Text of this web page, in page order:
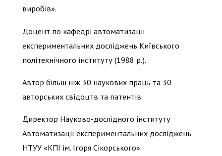
виробів».
Доцент по кафедрі автоматизації
експериментальних досліджень Київського
політехнічного інституту (1988 р.).
Автор більш ніж 30 наукових праць та 30
авторських свідоцтв та патентів.
Директор Науково-дослідного інституту
Автоматизації експериментальних досліджень
НТУУ «КПІ ім. Ігоря Сікорського».